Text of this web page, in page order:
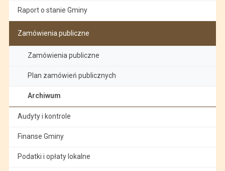
Raport o stanie Gminy
Zamówienia publiczne
Zamówienia publiczne
Plan zamówień publicznych
Archiwum
Audyty i kontrole
Finanse Gminy
Podatki i opłaty lokalne